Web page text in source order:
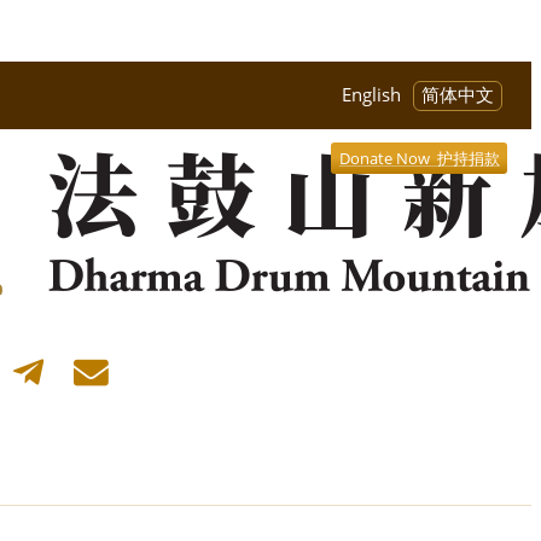
English 简体中文
Donate Now 护持捐款